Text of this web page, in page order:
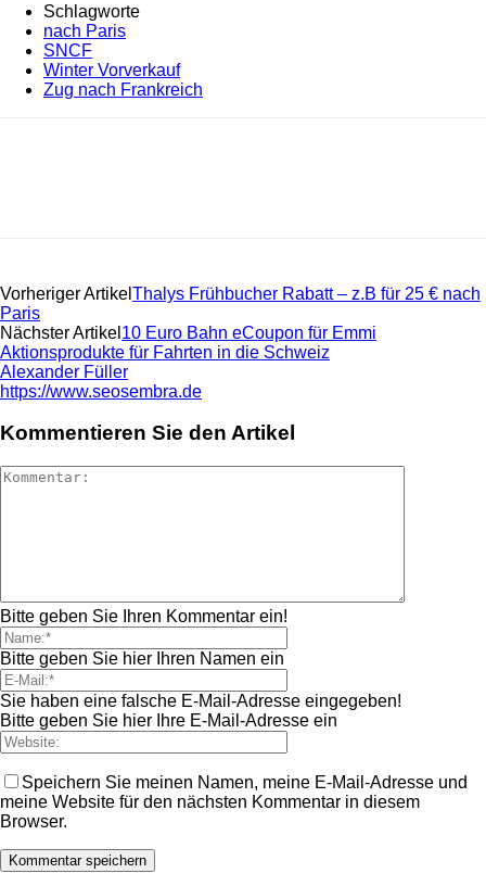
Schlagworte
nach Paris
SNCF
Winter Vorverkauf
Zug nach Frankreich
Vorheriger Artikel Thalys Frühbucher Rabatt – z.B für 25 € nach
Paris
Nächster Artikel 10 Euro Bahn eCoupon für Emmi
Aktionsprodukte für Fahrten in die Schweiz
Alexander Füller
https://www.seosembra.de
Kommentieren Sie den Artikel
Bitte geben Sie Ihren Kommentar ein!
Bitte geben Sie hier Ihren Namen ein
Sie haben eine falsche E-Mail-Adresse eingegeben!
Bitte geben Sie hier Ihre E-Mail-Adresse ein
Speichern Sie meinen Namen, meine E-Mail-Adresse und
meine Website für den nächsten Kommentar in diesem
Browser.